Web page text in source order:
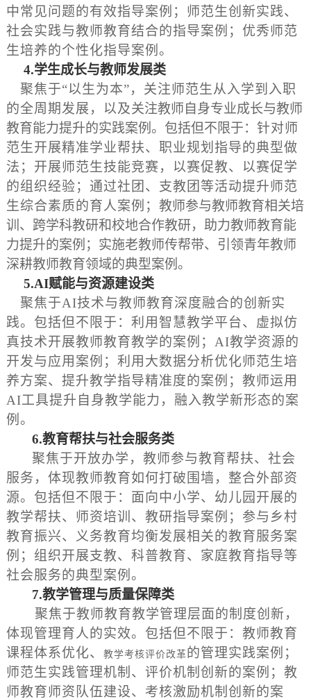
中常见问题的有效指导案例；师范生创新实践、
社会实践与教师教育结合的指导案例；优秀师范
生培养的个性化指导案例。
4.学生成长与教师发展类
聚焦于“以生为本”，关注师范生从入学到入职
的全周期发展，以及关注教师自身专业成长与教师
教育能力提升的实践案例。包括但不限于： 针对师
范生开展精准学业帮扶、职业规划指导的典型做
法；开展师范生技能竞赛，以赛促教、以赛促学
的组织经验；通过社团、支教团等活动提升师范
生综合素质的育人案例； 教师参与教师教育相关培
训、跨学科教研和校地合作教研，助力教师教育能
力提升的案例；实施老教师传帮带、引领青年教师
深耕教师教育领域的典型案例。
5.AI赋能与资源建设类
聚焦于AI技术与教师教育深度融合的创新实
践。包括但不限于：利用智慧教学平台、虚拟仿
真技术开展教师教育教学的案例；AI教学资源的
开发与应用案例；利用大数据分析优化师范生培
养方案、提升教学指导精准度的案例；教师运用
AI工具提升自身教学能力，融入教学新形态的案
例。
6.教育帮扶与社会服务类
聚焦于开放办学，教师参与教育帮扶、社会
服务，体现教师教育如何打破围墙，整合外部资
源。包括但不限于：面向中小学、幼儿园开展的
教学帮扶、师资培训、教研指导案例；参与乡村
教育振兴、义务教育均衡发展相关的教育服务案
例；组织开展支教、科普教育、家庭教育指导等
社会服务的典型案例。
7.教学管理与质量保障类
聚焦于教师教育教学管理层面的制度创新，
体现管理育人的实效。包括但不限于：教师教育
课程体系优化、
教学考核评价改革的管理实践案例；
师范生实践管理机制、评价机制创新的案例；教
师教育师资队伍建设、考核激励机制创新的案